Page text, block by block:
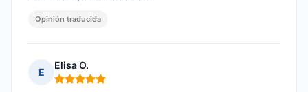
Opinión traducida
E
Elisa O.
Nota: 5 de 5